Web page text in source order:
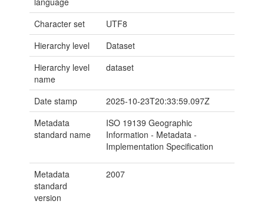
Character set
UTF8
Hierarchy level
Dataset
Hierarchy level
name
dataset
Date stamp
2025-10-23T20:33:59.097Z
Metadata
standard name
ISO 19139 Geographic
Information - Metadata -
Implementation Specification
Metadata
standard
version
2007